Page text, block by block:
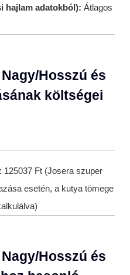
hajlam adatokból): Átlagos
Hosszú és
költségei
125037 Ft (Josera szuper
esetén, a kutya tömege
Hosszú és